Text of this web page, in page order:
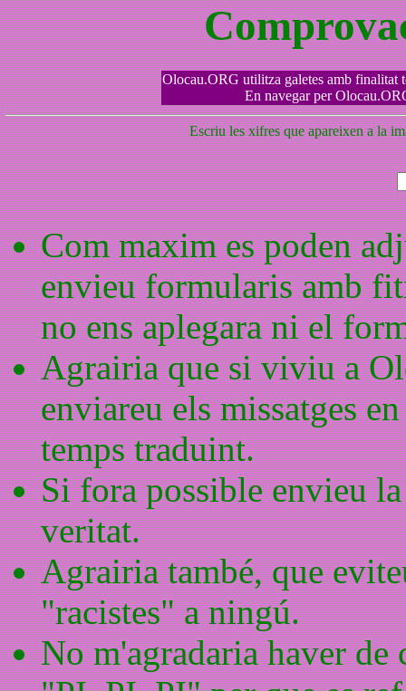
Olocau.ORG utilitza galetes amb finalitat
En navegar per
Escriu les xifres que apareixen a la
Com maxim es poden
envieu formularis amb
no ens aplegara ni el
Agrairia que si viviu a
enviareu els missatges
temps traduint.
Si fora possible envieu
veritat.
Agrairia també, que
"racistes" a ningú.
No m'agradaria haver de